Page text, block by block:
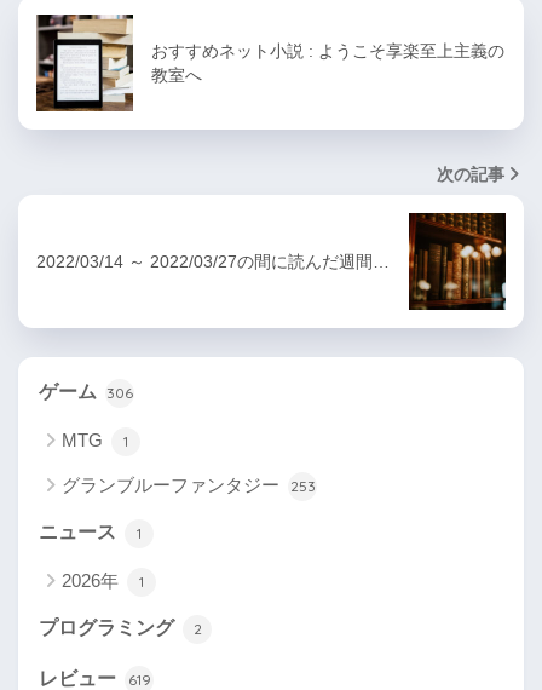
おすすめネット小説 : ようこそ享楽至上主義の
教室へ
次の記事
2022/03/14 ～ 2022/03/27の間に読んだ週間…
ゲーム 306
MTG 1
グランブルーファンタジー 253
ニュース 1
2026年 1
プログラミング 2
レビュー 619